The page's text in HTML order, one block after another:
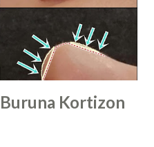
riskli HPV
çoğunlukla
genomu, konakçı hücrenin,
Kortizon